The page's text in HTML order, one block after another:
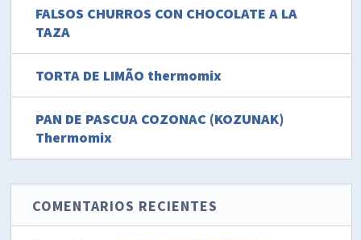
FALSOS CHURROS CON CHOCOLATE A LA
TAZA
TORTA DE LIMÃO thermomix
PAN DE PASCUA COZONAC (KOZUNAK)
Thermomix
COMENTARIOS RECIENTES